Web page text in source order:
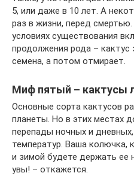
5, или даже в 10 лет. А
раз в жизни, перед
условиях существования
продолжения рода –
семена, а потом отмирает.
Миф пятый – кактусы
Основные сорта кактусов
планеты. Но в этих местах
перепады ночных и
температур. Ваша колючка,
и зимой будете держать ее
увы! – откажется.